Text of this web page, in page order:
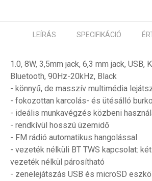
LEÍRÁS SPECIFIKÁCIÓ
1.0, 8W, 3,5mm jack, 6,3 mm jack, USB,
Bluetooth, 90Hz-20kHz, Black
- könnyű, de masszív multimédia
- fokozottan karcolás- és ütésálló
- ideális munkavégzés közbeni
- rendkívül hosszú üzemidő
- FM rádió automatikus hangolással
- vezeték nélküli BT TWS kapcsolat:
vezeték nélkül párosítható
- zenelejátszás USB és microSD